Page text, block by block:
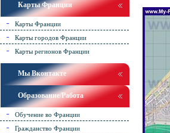
Карты Франции
Карты Франции
Карты городов Франции
Карты регионов Франции
Мы Вконтакте
Образование/Работа
Обучение во Франции
Гражданство Франции